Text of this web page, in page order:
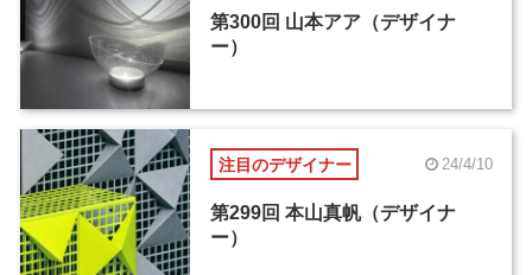
第300回 山本アア（デザイナ
ー）
注目のデザイナー 24/4/10
第299回 本山真帆（デザイナ
ー）